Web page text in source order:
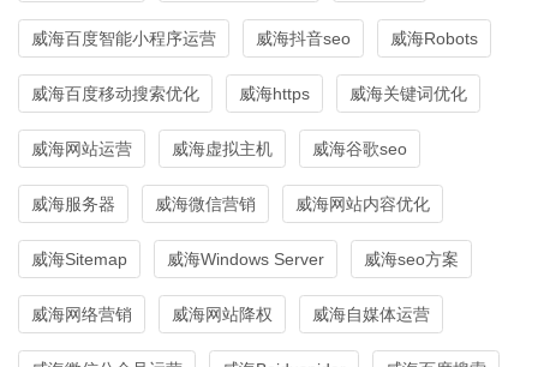
威海百度智能小程序运营 威海抖音seo 威海Robots
威海百度移动搜索优化 威海https 威海关键词优化
威海网站运营 威海虚拟主机 威海谷歌seo
威海服务器 威海微信营销 威海网站内容优化
威海Sitemap 威海Windows Server 威海seo方案
威海网络营销 威海网站降权 威海自媒体运营